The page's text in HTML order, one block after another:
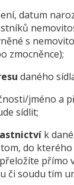
datum
s
zmocněnce);
daného
jméno a
sídlit;
k
do
přímo
či soudu tím